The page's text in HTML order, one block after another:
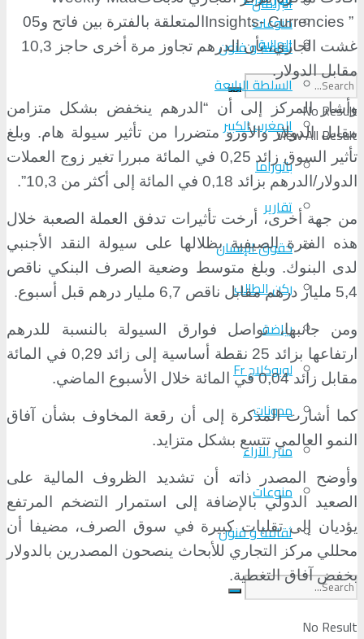
منوعات
ثقافة و فنون
No Result
View All Result
الجالية
السلطة الرابعة
المغرب الكبير
بانوراما
تقارير
حقوق الإنسان
ركن الطالب
رياضة
لوبوكلاج Fr
مدونات
منبر الآراء
منوعات
ثقافة و فنون
No Result
Insights- Currencies ”
المتعلقة بالفترة بين فاتح و05
غشت الجاري، بأن الدرهم تجاوز مرة أخرى حاجز 10,3
مقابل الدولار.
وأشار المركز إلى أن “الدرهم ينخفض بشكل متزامن
مقابل الدولار والأورو متضررا من تأثير سيولة هام. وبلغ
تأثير السوق زائد 0,25 في المائة مبررا تغير زوج العملات
الدولار/الدرهم بزائد 0,18 في المائة إلى أكثر من 10,3”.
من جهة أخرى، أرخت تأثيرات تدفق العملة الصعبة خلال
هذه الفترة الصيفية بظلالها على سيولة النقد الأجنبي
لدى البنوك. وبلغ متوسط وضعية الصرف البنكي ناقص
5,4 مليار درهم مقابل ناقص 6,7 مليار درهم قبل أسبوع.
ومن جانبها، تواصل فوارق السيولة بالنسبة للدرهم
ارتفاعها بزائد 25 نقطة أساسية إلى زائد 0,29 في المائة
مقابل زائد 0,04 في المائة خلال الأسبوع الماضي.
كما أشارت المذكرة إلى أن رقعة المخاوف بشأن آفاق
النمو العالمي تتسع بشكل متزايد.
وأوضح المصدر ذاته أن تشديد الظروف المالية على
الصعيد الدولي بالإضافة إلى استمرار التضخم المرتفع
يؤديان إلى تقلبات كبيرة في سوق الصرف، مضيفا أن
محللي مركز التجاري للأبحاث ينصحون المصدرين بالدولار
بخفض آفاق التغطية.